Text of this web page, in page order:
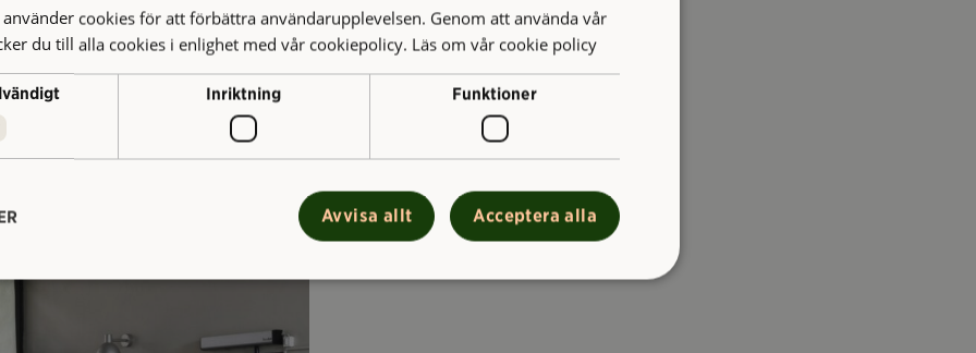
som möjligt inredde
och Higab återanvände inredning
husets huvudentré har ett särskilt
historiska bilder har Higab låtit en
med marmorering och guldfärger.
cookies för att förbättra användarupplevelsen. Genom att använda vår
du till alla cookies i enlighet med vår cookiepolicy. Läs om vår cookie policy
Inriktning Funktioner
Acceptera alla
Avvisa allt